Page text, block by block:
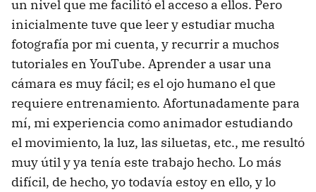
un nivel que me facilitó el acceso a ellos. Pero
inicialmente tuve que leer y estudiar mucha
fotografía por mi cuenta, y recurrir a muchos
tutoriales en YouTube. Aprender a usar una
cámara es muy fácil; es el ojo humano el que
requiere entrenamiento. Afortunadamente para
mí, mi experiencia como animador estudiando
el movimiento, la luz, las siluetas, etc., me resultó
muy útil y ya tenía este trabajo hecho. Lo más
difícil, de hecho, yo todavía estoy en ello, y lo